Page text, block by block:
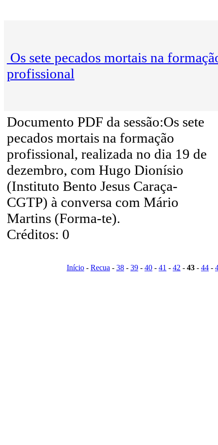
Os sete pecados mortais na
profissional
Documento PDF da sessão:Os sete
pecados mortais na formação
profissional, realizada no dia 19 de
dezembro, com Hugo Dionísio
(Instituto Bento Jesus Caraça-
CGTP) à conversa com Mário
Martins (Forma-te).
Créditos: 0
Início - Recua - 38 - 39 - 40 - 41 - 42 - 43 - 44 -